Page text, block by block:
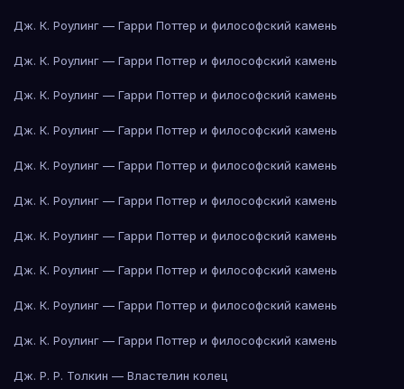
Дж. К. Роулинг — Гарри Поттер и философский камень
Дж. К. Роулинг — Гарри Поттер и философский камень
Дж. К. Роулинг — Гарри Поттер и философский камень
Дж. К. Роулинг — Гарри Поттер и философский камень
Дж. К. Роулинг — Гарри Поттер и философский камень
Дж. К. Роулинг — Гарри Поттер и философский камень
Дж. К. Роулинг — Гарри Поттер и философский камень
Дж. К. Роулинг — Гарри Поттер и философский камень
Дж. К. Роулинг — Гарри Поттер и философский камень
Дж. К. Роулинг — Гарри Поттер и философский камень
Дж. Р. Р. Толкин — Властелин колец